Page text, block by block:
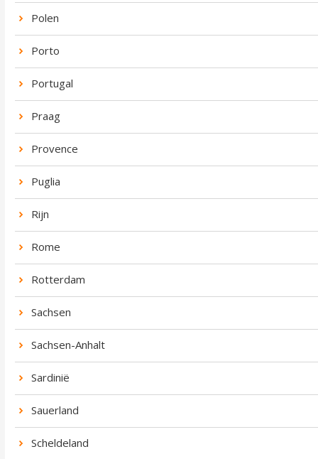
Polen
Porto
Portugal
Praag
Provence
Puglia
Rijn
Rome
Rotterdam
Sachsen
Sachsen-Anhalt
Sardinië
Sauerland
Scheldeland